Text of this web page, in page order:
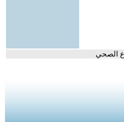
الصحي